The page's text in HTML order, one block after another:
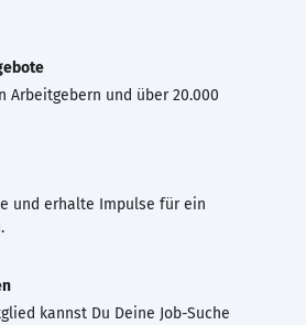
Arbeitgebern und über 20.000
und erhalte Impulse für ein
kannst Du Deine Job-Suche